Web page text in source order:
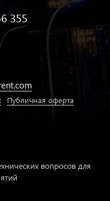
355
Публичная оферта
вопросов для